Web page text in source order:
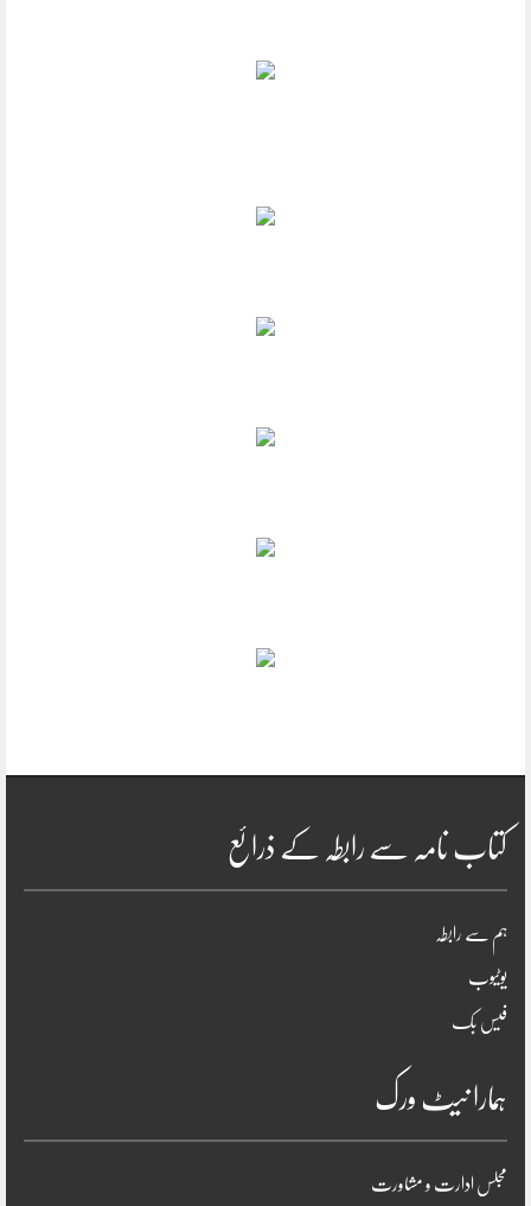
کتاب نامہ سے رابطہ کے ذرائع
ہم سے رابطہ
یوٹیوب
فیس بک
ہمارا نیٹ ورک
مجلس ادارت و مشاورت